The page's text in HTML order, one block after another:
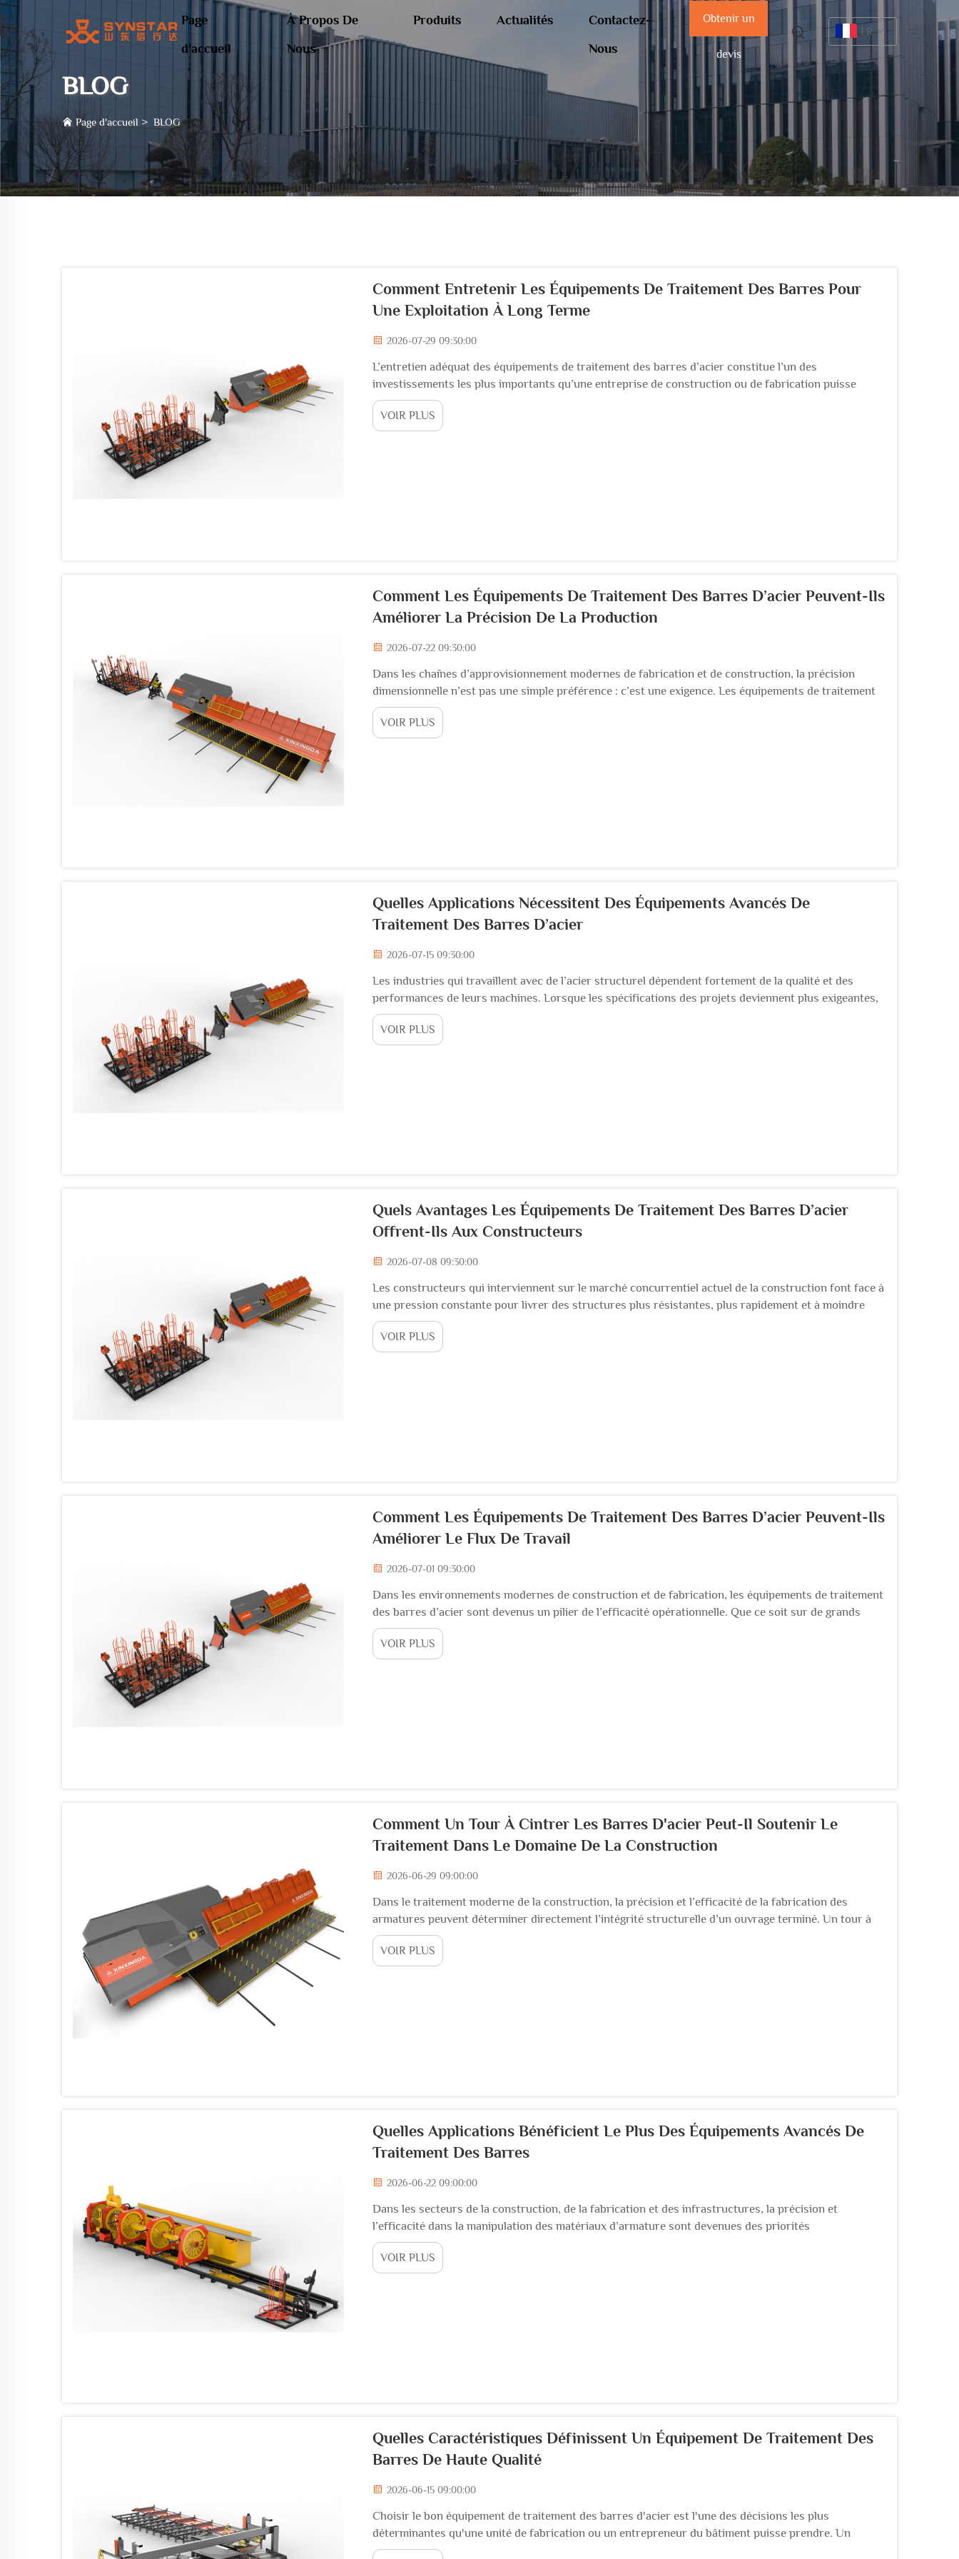
Page
d'accueil
À Propos De
Nous
Produits Actualités
Contactez-
Nous
Obtenir un
devis
FR
BLOG
Page d'accueil > BLOG
Comment Entretenir Les Équipements De Traitement Des Barres Pour
Une Exploitation À Long Terme
2026-07-29 09:30:00
L’entretien adéquat des équipements de traitement des barres d’acier constitue l’un des
investissements les plus importants qu’une entreprise de construction ou de fabrication puisse
réaliser. Lorsqu’ils sont correctement entretenus, ces équipements garantissent une qualité
constante des produits finis, réduisent les pannes imprévues, etc.
VOIR PLUS
Comment Les Équipements De Traitement Des Barres D’acier Peuvent-Ils
Améliorer La Précision De La Production
2026-07-22 09:30:00
Dans les chaînes d’approvisionnement modernes de fabrication et de construction, la précision
dimensionnelle n’est pas une simple préférence : c’est une exigence. Les équipements de traitement
des barres d’acier jouent un rôle central pour répondre à cette exigence en contrôlant chaque étape
de découpe, de cintrage...
VOIR PLUS
Quelles Applications Nécessitent Des Équipements Avancés De
Traitement Des Barres D’acier
2026-07-15 09:30:00
Les industries qui travaillent avec de l’acier structurel dépendent fortement de la qualité et des
performances de leurs machines. Lorsque les spécifications des projets deviennent plus exigeantes,
les outils standards ne suffisent plus, et les installations doivent investir dans des équipements de
traitement des barres d’acier…
VOIR PLUS
Quels Avantages Les Équipements De Traitement Des Barres D’acier
Offrent-Ils Aux Constructeurs
2026-07-08 09:30:00
Les constructeurs qui interviennent sur le marché concurrentiel actuel de la construction font face à
une pression constante pour livrer des structures plus résistantes, plus rapidement et à moindre
coût. Les équipements de traitement des barres d’acier se sont imposés comme l’un des
investissements les plus impactants pour une entreprise de construction…
VOIR PLUS
Comment Les Équipements De Traitement Des Barres D’acier Peuvent-Ils
Améliorer Le Flux De Travail
2026-07-01 09:30:00
Dans les environnements modernes de construction et de fabrication, les équipements de traitement
des barres d’acier sont devenus un pilier de l’efficacité opérationnelle. Que ce soit sur de grands
projets d’infrastructures ou sur des chantiers de construction de taille moyenne, la manière dont les
équipes découpent, plient et façonnent les armatures détermine en grande partie…
VOIR PLUS
Comment Un Tour À Cintrer Les Barres D'acier Peut-Il Soutenir Le
Traitement Dans Le Domaine De La Construction
2026-06-29 09:00:00
Dans le traitement moderne de la construction, la précision et l’efficacité de la fabrication des
armatures peuvent déterminer directement l’intégrité structurelle d’un ouvrage terminé. Un tour à
cintrer les barres d’acier est l’une des machines les plus significatives sur le plan opérationnel dans
tout atelier d’armature...
VOIR PLUS
Quelles Applications Bénéficient Le Plus Des Équipements Avancés De
Traitement Des Barres
2026-06-22 09:00:00
Dans les secteurs de la construction, de la fabrication et des infrastructures, la précision et
l’efficacité dans la manipulation des matériaux d’armature sont devenues des priorités
opérationnelles critiques. Les équipements de traitement des barres d’acier ont considérablement
évolué au cours de la dernière décennie...
VOIR PLUS
Quelles Caractéristiques Définissent Un Équipement De Traitement Des
Barres De Haute Qualité
2026-06-15 09:00:00
Choisir le bon équipement de traitement des barres d'acier est l'une des décisions les plus
déterminantes qu'une unité de fabrication ou un entrepreneur du bâtiment puisse prendre. Un
mauvais choix entraîne des pertes de matériaux, des dimensions de sortie peu fiables, des temps